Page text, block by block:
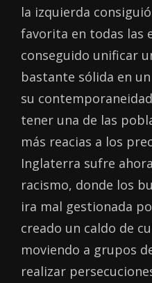
la izquierda
favorita en todas las
conseguido unificar
bastante sólida en
su
tener una de las
más reacias a los
Inglaterra sufre
racismo, donde los
ira mal gestionada
creado un caldo de
moviendo a grupos
realizar